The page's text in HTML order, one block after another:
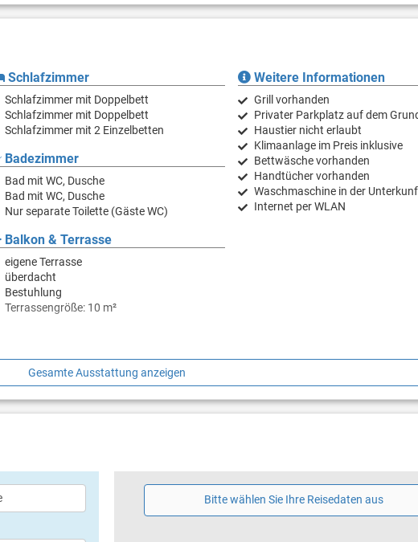
Schlafzimmer
Schlafzimmer mit Doppelbett
Schlafzimmer mit Doppelbett
Schlafzimmer mit 2 Einzelbetten
Badezimmer
Bad mit WC, Dusche
Bad mit WC, Dusche
Nur separate Toilette (Gäste WC)
Balkon & Terrasse
eigene Terrasse
überdacht
Bestuhlung
Terrassengröße: 10 m²
Weitere Informationen
Grill vorhanden
Privater Parkplatz auf dem
Haustier nicht erlaubt
Klimaanlage im Preis inklusive
Bettwäsche vorhanden
Handtücher vorhanden
Waschmaschine in der
Internet per WLAN
Gesamte Ausstattung anzeigen
Bitte wählen Sie Ihre Reisedaten aus